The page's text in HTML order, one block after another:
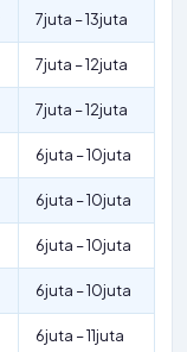
7juta – 13juta
7juta – 12juta
7juta – 12juta
6juta – 10juta
6juta – 10juta
6juta – 10juta
6juta – 10juta
6juta – 11juta